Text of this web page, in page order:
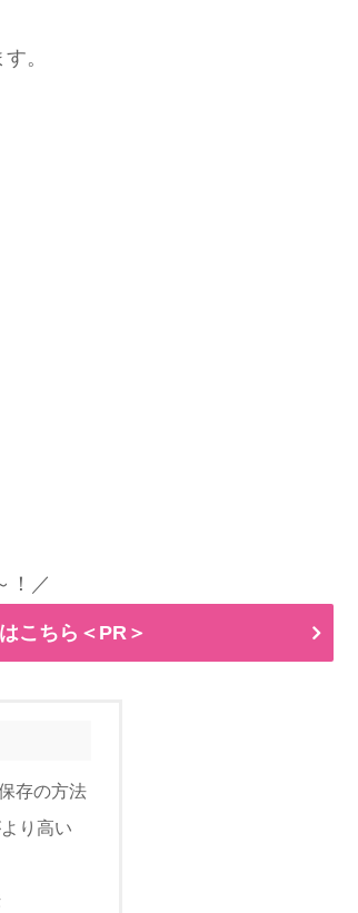
。
！／
こちら＜PR＞
存の方法
り高い